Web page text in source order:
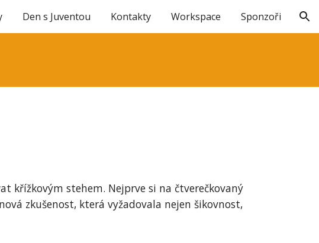
to navigation
Den s Juventou Kontakty Workspace Sponzoři
křížkovým stehem. Nejprve si na čtverečkovaný
zkušenost, která vyžadovala nejen šikovnost,